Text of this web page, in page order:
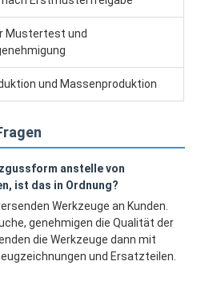
Mustertest und
und Massenproduktion
anstelle von
ist das in Ordnung?
Werkzeuge an Kunden.
genehmigen die Qualität der
die Werkzeuge dann mit
und Ersatzteilen.